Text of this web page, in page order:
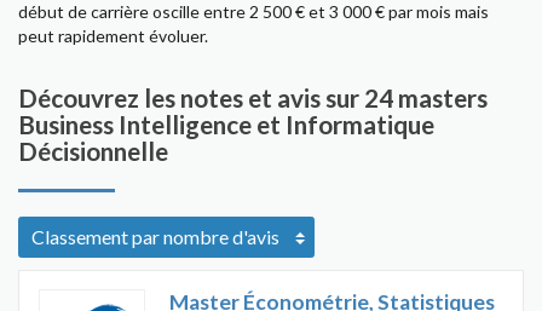
début de carrière oscille entre 2 500 € et 3 000 € par mois mais
peut rapidement évoluer.
Découvrez les notes et avis sur 24 masters
Business Intelligence et Informatique
Décisionnelle
Master Économétrie, Statistiques